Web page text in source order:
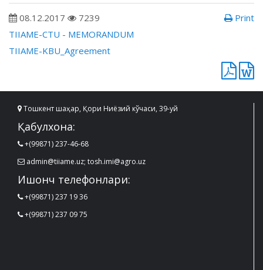
08.12.2017 7239
Print
TIIAME-CTU - MEMORANDUM
TIIAME-KBU_Agreement
Тошкент шаҳар, Қори Ниёзий кўчаси, 39-уй
Қабулхона:
+(99871) 237-46-68
admin@tiiame.uz; tosh.imi@agro.uz
Ишонч телефонлари:
+(99871) 237 19 36
+(99871) 237 09 75